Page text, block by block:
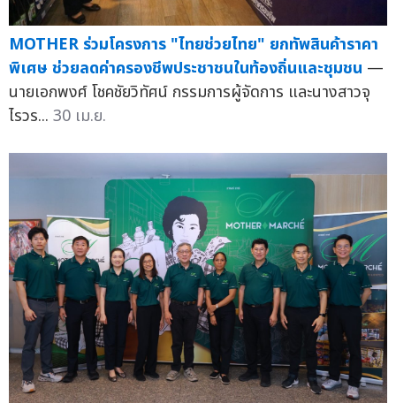
MOTHER ร่วมโครงการ "ไทยช่วยไทย" ยกทัพสินค้าราคา
พิเศษ ช่วยลดค่าครองชีพประชาชนในท้องถิ่นและชุมชน —
นายเอกพงศ์ โชคชัยวิทัศน์ กรรมการผู้จัดการ และนางสาวจุ
ไรวร... 30 เม.ย.